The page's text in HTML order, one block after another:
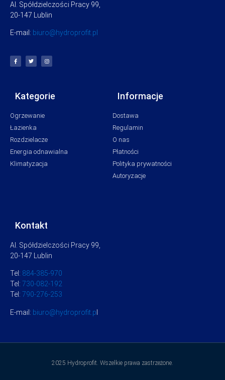
Al. Spółdzielczości Pracy 99,
20-147 Lublin
E-mail: biuro@hydroprofit.pl
Kategorie
Ogrzewanie
Łazienka
Rozdzielacze
Energia odnawialna
Klimatyzacja
Informacje
Dostawa
Regulamin
O nas
Płatności
Polityka prywatności
Autoryzacje
Kontakt
Al. Spółdzielczości Pracy 99,
20-147 Lublin
Tel: 884-385-970
Tel: 730-082-192
Tel: 790-276-253
E-mail: biuro@hydroprofit.pl
2025 Hydroprofit. Wszelkie prawa zastrzeżone.